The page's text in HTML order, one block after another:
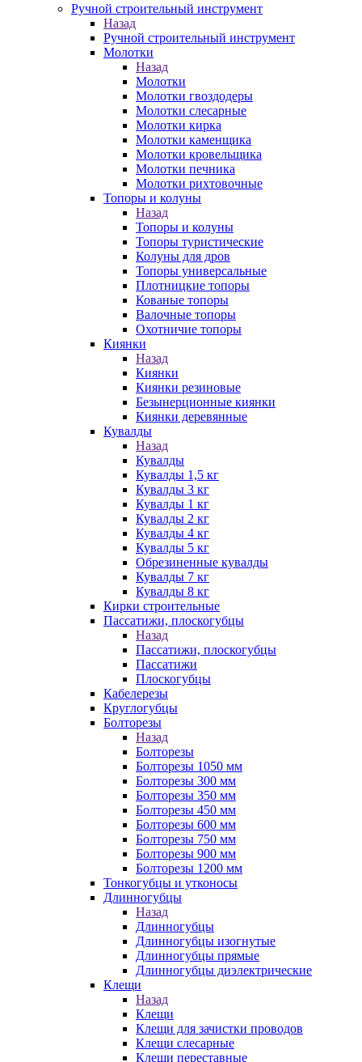
Ручной строительный инструмент
Назад
Ручной строительный инструмент
Молотки
Назад
Молотки
Молотки гвоздодеры
Молотки слесарные
Молотки кирка
Молотки каменщика
Молотки кровельщика
Молотки печника
Молотки рихтовочные
Топоры и колуны
Назад
Топоры и колуны
Топоры туристические
Колуны для дров
Топоры универсальные
Плотницкие топоры
Кованые топоры
Валочные топоры
Охотничие топоры
Киянки
Назад
Киянки
Киянки резиновые
Безынерционные киянки
Киянки деревянные
Кувалды
Назад
Кувалды
Кувалды 1,5 кг
Кувалды 3 кг
Кувалды 1 кг
Кувалды 2 кг
Кувалды 4 кг
Кувалды 5 кг
Обрезиненные кувалды
Кувалды 7 кг
Кувалды 8 кг
Кирки строительные
Пассатижи, плоскогубцы
Назад
Пассатижи, плоскогубцы
Пассатижи
Плоскогубцы
Кабелерезы
Круглогубцы
Болторезы
Назад
Болторезы
Болторезы 1050 мм
Болторезы 300 мм
Болторезы 350 мм
Болторезы 450 мм
Болторезы 600 мм
Болторезы 750 мм
Болторезы 900 мм
Болторезы 1200 мм
Тонкогубцы и утконосы
Длинногубцы
Назад
Длинногубцы
Длинногубцы изогнутые
Длинногубцы прямые
Длинногубцы диэлектрические
Клещи
Назад
Клещи
Клещи для зачистки проводов
Клещи слесарные
Клещи переставные